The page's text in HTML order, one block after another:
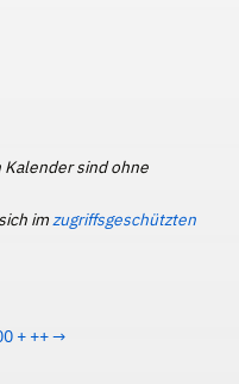
sind ohne
imzugriffsgeschützten
+ ++→